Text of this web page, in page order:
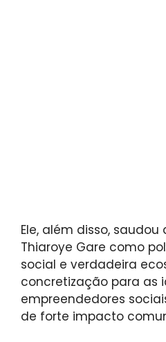
Ele, além disso,
Thiaroye Gare como
social e verdadeira
concretização para as
empreendedores
de forte impacto